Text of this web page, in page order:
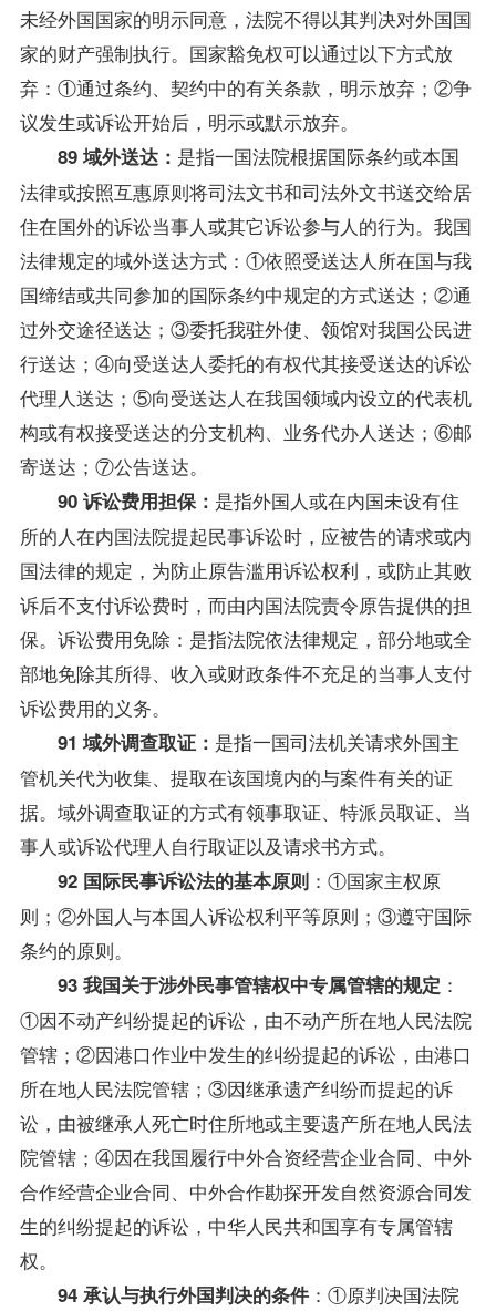
未经外国国家的明示同意，法院不得以其判决对外国国
家的财产强制执行。国家豁免权可以通过以下方式放
弃：①通过条约、契约中的有关条款，明示放弃；②争
议发生或诉讼开始后，明示或默示放弃。
89 域外送达： 是指一国法院根据国际条约或本国
法律或按照互惠原则将司法文书和司法外文书送交给居
住在国外的诉讼当事人或其它诉讼参与人的行为。我国
法律规定的域外送达方式：①依照受送达人所在国与我
国缔结或共同参加的国际条约中规定的方式送达；②通
过外交途径送达；③委托我驻外使、领馆对我国公民进
行送达；④向受送达人委托的有权代其接受送达的诉讼
代理人送达；⑤向受送达人在我国领域内设立的代表机
构或有权接受送达的分支机构、业务代办人送达；⑥邮
寄送达；⑦公告送达。
90 诉讼费用担保： 是指外国人或在内国未设有住
所的人在内国法院提起民事诉讼时，应被告的请求或内
国法律的规定，为防止原告滥用诉讼权利，或防止其败
诉后不支付诉讼费时，而由内国法院责令原告提供的担
保。诉讼费用免除：是指法院依法律规定，部分地或全
部地免除其所得、收入或财政条件不充足的当事人支付
诉讼费用的义务。
91 域外调查取证： 是指一国司法机关请求外国主
管机关代为收集、提取在该国境内的与案件有关的证
据。域外调查取证的方式有领事取证、特派员取证、当
事人或诉讼代理人自行取证以及请求书方式。
92 国际民事诉讼法的基本原则：①国家主权原
则；②外国人与本国人诉讼权利平等原则；③遵守国际
条约的原则。
93 我国关于涉外民事管辖权中专属管辖的规定 ：
①因不动产纠纷提起的诉讼，由不动产所在地人民法院
管辖；②因港口作业中发生的纠纷提起的诉讼，由港口
所在地人民法院管辖；③因继承遗产纠纷而提起的诉
讼，由被继承人死亡时住所地或主要遗产所在地人民法
院管辖；④因在我国履行中外合资经营企业合同、中外
合作经营企业合同、中外合作勘探开发自然资源合同发
生的纠纷提起的诉讼，中华人民共和国享有专属管辖
权。
94 承认与执行外国判决的条件：①原判决国法院